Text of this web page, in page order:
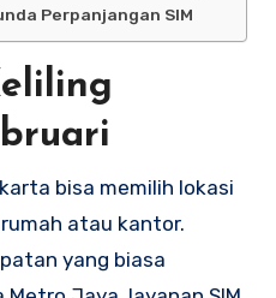
Perpanjangan SIM
bisa memilih lokasi
atau kantor.
yang biasa